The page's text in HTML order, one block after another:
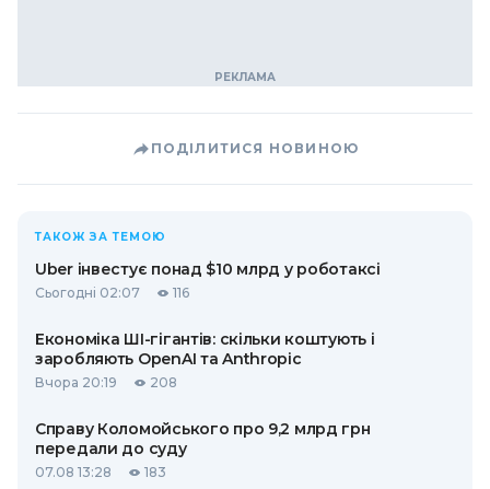
ПОДІЛИТИСЯ НОВИНОЮ
ТАКОЖ ЗА ТЕМОЮ
Uber інвестує понад $10 млрд у роботаксі
Сьогодні 02:07 116
Економіка ШІ-гігантів: скільки коштують і
заробляють OpenAI та Anthropic
Вчора 20:19 208
Справу Коломойського про 9,2 млрд грн
передали до суду
07.08 13:28 183